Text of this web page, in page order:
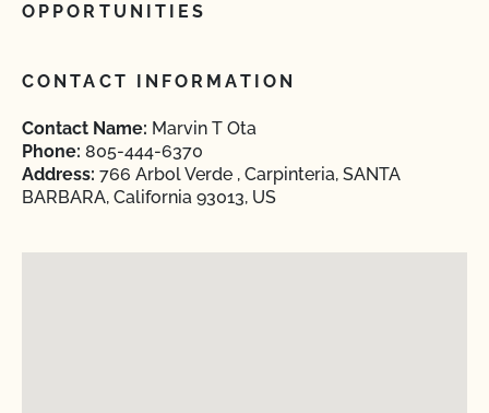
OPPORTUNITIES
CONTACT INFORMATION
Contact Name: Marvin T Ota
Phone: 805-444-6370
Address: 766 Arbol Verde , Carpinteria, SANTA
BARBARA, California 93013, US